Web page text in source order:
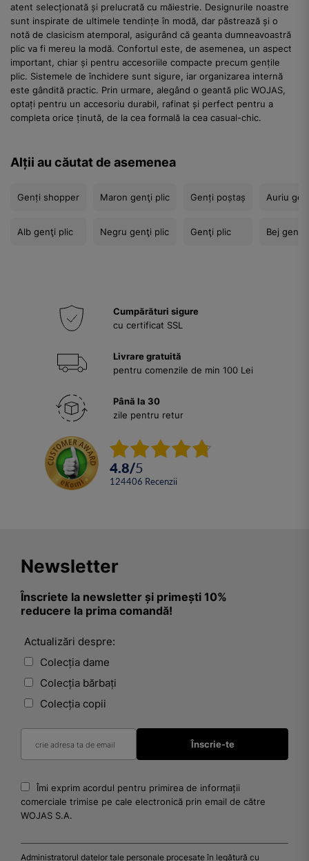
atent selecționată și prelucrată cu măiestrie. Designurile noastre
sunt inspirate de ultimele tendințe în modă, dar păstrează și o
notă de clasicism atemporal, asigurând că geanta dumneavoastră
plic va fi mereu la modă. Confortul este, de asemenea, un aspect
important, chiar și pentru accesoriile compacte precum gențile
plic. Sistemele de închidere sunt sigure, iar organizarea internă
este gândită practic. Prin urmare, alegând o geantă plic WOJAS,
optați pentru un accesoriu durabil, rafinat și perfect pentru a
completa orice ținută, de la cea formală la cea casual-chic.
Alții au căutat de asemenea
Genți shopper
Alb genţi plic
Maron genţi plic
Negru genţi plic
Genți poștaș
Genţi plic
Auriu
Bej genţi
Cumpărături sigure
cu certificat SSL
Livrare gratuită
pentru comenzile de min 100 Lei
Până la 30
zile pentru retur
4.8/5
124406 Recenzii
Newsletter
Înscriete la newsletter și primești 10%
reducere la prima comandă!
Actualizări despre:
Colecția dame
Colecția bărbați
Colecția copii
Îmi exprim acordul pentru primirea de informații
comerciale trimise pe cale electronică prin email de către
WOJAS S.A.
Administratorul datelor tale personale procesate în legătură cu